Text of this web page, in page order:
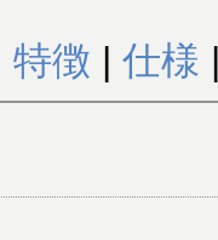
特徴 | 仕様